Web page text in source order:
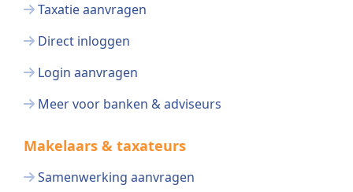
Taxatie aanvragen
Direct inloggen
Login aanvragen
Meer voor banken & adviseurs
Makelaars & taxateurs
Samenwerking aanvragen